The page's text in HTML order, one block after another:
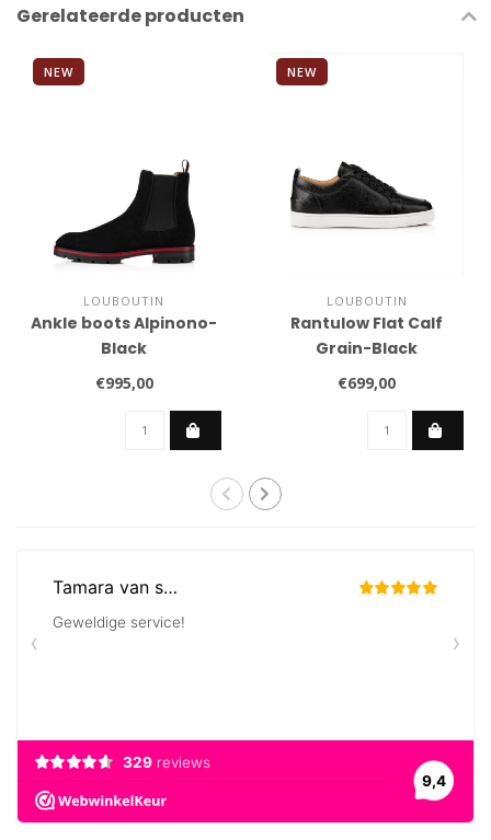
Gerelateerde producten
NEW
LOUBOUTIN
Ankle boots Alpinono-
Black
€995,00
NEW
LOUBOUTIN
Rantulow Flat Calf
Grain-Black
€699,00